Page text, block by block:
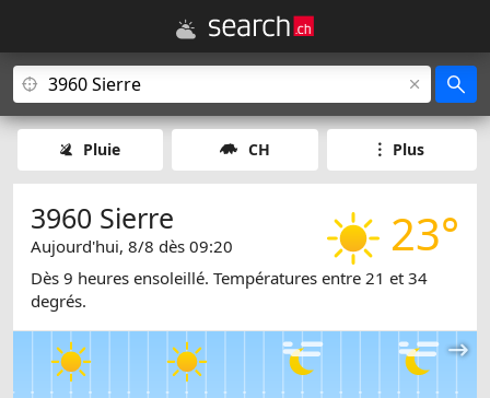
Pluie CH Plus
23°
3960 Sierre
Aujourd'hui, 8/8 dès 09:20
Dès 9 heures ensoleillé. Températures entre 21 et 34
degrés.